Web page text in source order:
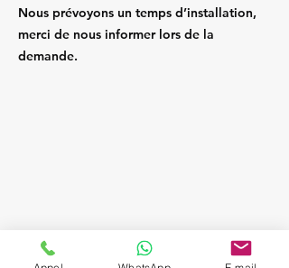
Nous prévoyons un temps d’installation,
merci de nous informer lors de la
demande.